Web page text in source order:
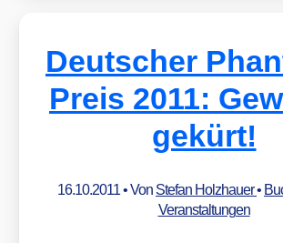
Preis
2013
Deutscher
Preis 2011:
gekürt!
16.10.2011• Von Stefan Holzhauer•
Veranstaltungen